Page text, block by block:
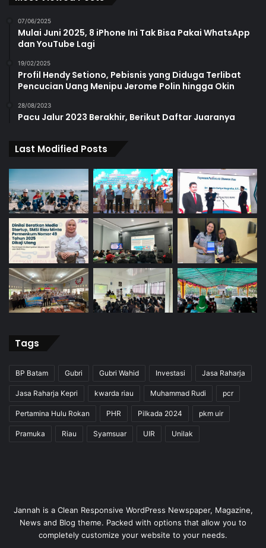
07/06/2025
Mulai Juni 2025, 8 iPhone Ini Tak Bisa Pakai WhatsApp
dan YouTube Lagi
19/02/2025
Profil Hendy Setiono, Pebisnis yang Diduga Terlibat
Pencucian Uang Menipu Jerome Polin hingga Okin
28/08/2023
Pacu Jalur 2023 Berakhir, Berikut Daftar Juaranya
Last Modified Posts
Tags
BP Batam Gubri Gubri Wahid Investasi Jasa Raharja
Jasa Raharja Kepri kwarda riau Muhammad Rudi pcr
Pertamina Hulu Rokan PHR Pilkada 2024 pkm uir
Pramuka Riau Syamsuar UIR Unilak
Jannah is a Clean Responsive WordPress Newspaper, Magazine,
News and Blog theme. Packed with options that allow you to
completely customize your website to your needs.